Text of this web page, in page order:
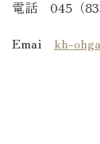
電話 045（
Emai kh-